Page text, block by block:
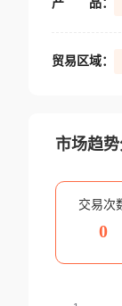
产 品：
贸易区域：
市场趋
交易次
0